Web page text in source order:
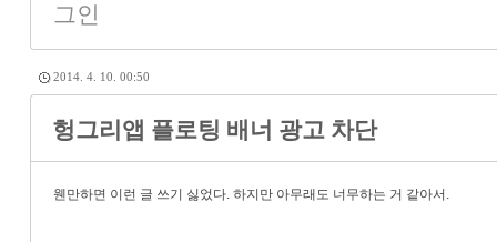
그인
2014. 4. 10. 00:50
헝그리앱 플로팅 배너 광고 차단
웬만하면 이런 글 쓰기 싫었다. 하지만 아무래도 너무하는 거 같아서.